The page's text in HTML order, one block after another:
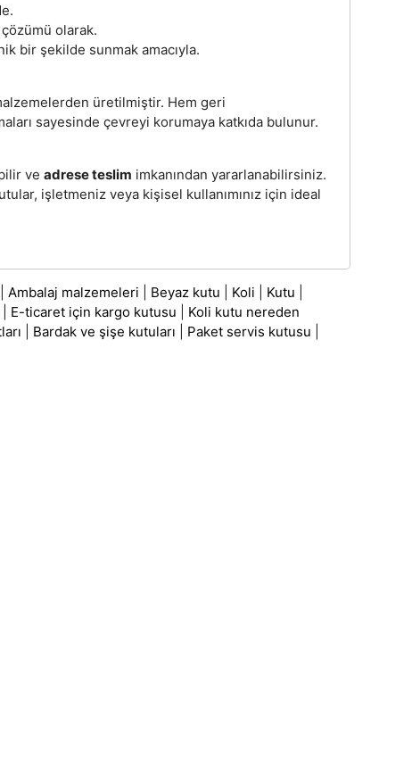
olarak.
bir şekilde sunmak amacıyla.
üretilmiştir. Hem geri
sayesinde çevreyi korumaya katkıda bulunur.
ve adrese teslim imkanından yararlanabilirsiniz.
işletmeniz veya kişisel kullanımınız için ideal
Ambalaj malzemeleri Beyaz kutu Koli Kutu
E-ticaret için kargo kutusu
Koli kutu nereden
Bardak ve şişe kutuları Paket servis kutusu